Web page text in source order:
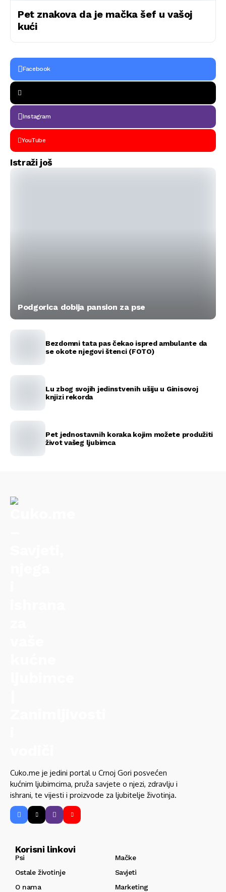
Pet znakova da je mačka šef u vašoj
kući
Facebook
Instagram
YouTube
Istraži još
Podgorica dobija pansion za pse
Bezdomni tata pas čekao ispred ambulante da
se okote njegovi štenci (FOTO)
Lu zbog svojih jedinstvenih ušiju u Ginisovoj
knjizi rekorda
Pet jednostavnih koraka kojim možete produžiti
život vašeg ljubimca
Cuko.me je jedini portal u Crnoj Gori posvećen
kućnim ljubimcima, pruža savjete o njezi, zdravlju i
ishrani, te vijesti i proizvode za ljubitelje životinja.
Korisni linkovi
Psi
Mačke
Ostale životinje
Savjeti
O nama
Marketing